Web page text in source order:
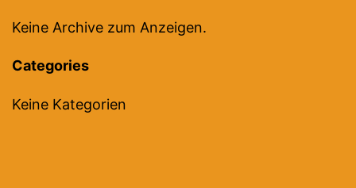
Keine Archive zum Anzeigen.
Categories
Keine Kategorien